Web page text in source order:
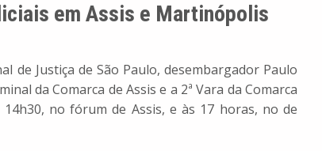
em Assis e Martinópolis
de Justiça de São Paulo, desembargador Paulo
da Comarca de Assis e a 2ª Vara da Comarca
no fórum de Assis, e às 17 horas, no de